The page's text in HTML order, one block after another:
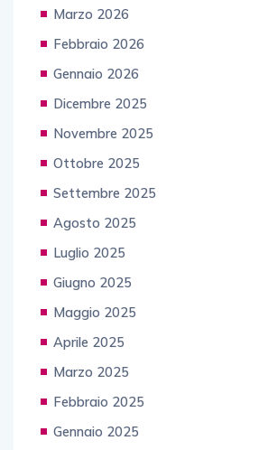
Marzo 2026
Febbraio 2026
Gennaio 2026
Dicembre 2025
Novembre 2025
Ottobre 2025
Settembre 2025
Agosto 2025
Luglio 2025
Giugno 2025
Maggio 2025
Aprile 2025
Marzo 2025
Febbraio 2025
Gennaio 2025